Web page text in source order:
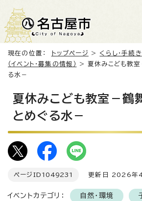
現在の位置： トップページ > くらし・手続き
（イベント・募集の情報）
> 夏休みこども教室
る水－
夏休みこども教室－鶴
とめぐる水－
ページID 1049231 更新日 2026年
イベントカテゴリ： 自然・環境